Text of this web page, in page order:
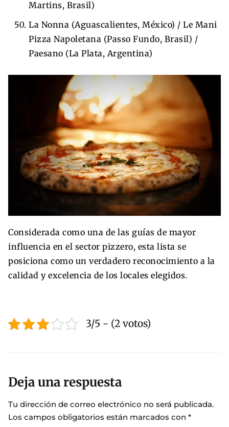
Martins, Brasil)
La Nonna (Aguascalientes, México) / Le Mani
Pizza Napoletana (Passo Fundo, Brasil) /
Paesano (La Plata, Argentina)
Considerada como una de las guías de mayor
influencia en el sector pizzero, esta lista se
posiciona como un verdadero reconocimiento a la
calidad y excelencia de los locales elegidos.
3/5 - (2 votos)
Deja una respuesta
Tu dirección de correo electrónico no será publicada.
Los campos obligatorios están marcados con *